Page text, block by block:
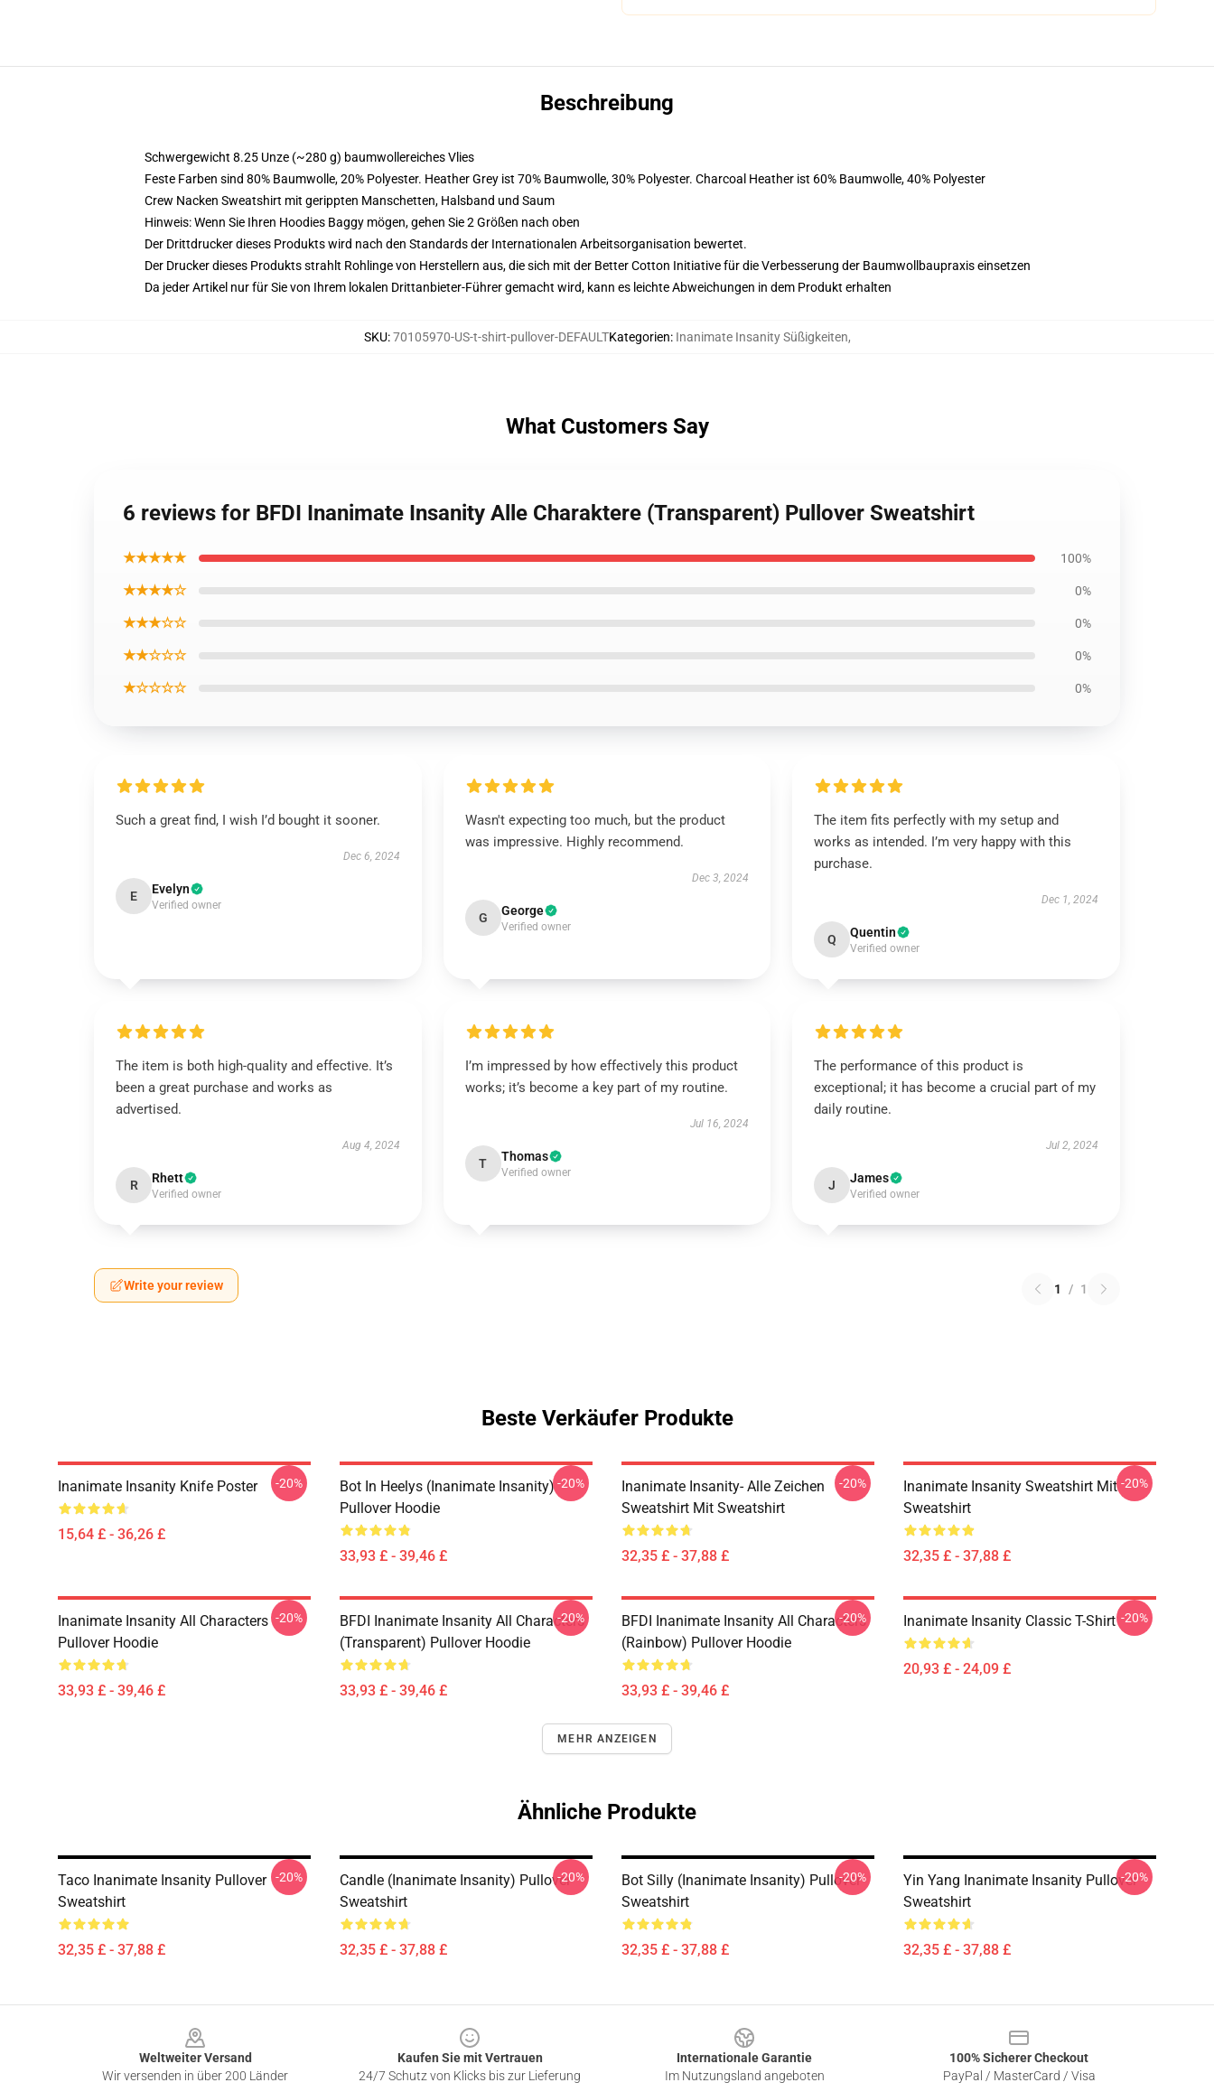
Beschreibung
Schwergewicht 8.25 Unze (~280 g) baumwollereiches Vlies
Feste Farben sind 80% Baumwolle, 20% Polyester. Heather Grey ist 70% Baumwolle, 30% Polyester. Charcoal Heather ist 60% Baumwolle, 40% Polyester
Crew Nacken Sweatshirt mit gerippten Manschetten, Halsband und Saum
Hinweis: Wenn Sie Ihren Hoodies Baggy mögen, gehen Sie 2 Größen nach oben
Der Drittdrucker dieses Produkts wird nach den Standards der Internationalen Arbeitsorganisation bewertet.
Der Drucker dieses Produkts strahlt Rohlinge von Herstellern aus, die sich mit der Better Cotton Initiative für die Verbesserung der Baumwollbaupraxis einsetzen
Da jeder Artikel nur für Sie von Ihrem lokalen Drittanbieter-Führer gemacht wird, kann es leichte Abweichungen in dem Produkt erhalten
SKU:70105970-US-t-shirt-pullover-DEFAULTKategorien: Inanimate Insanity Süßigkeiten,
What Customers Say
6 reviews for BFDI Inanimate Insanity Alle Charaktere (Transparent) Pullover Sweatshirt
★★★★★ 100%
★★★★☆ 0%
★★★☆☆ 0%
★★☆☆☆ 0%
★☆☆☆☆ 0%
Such a great find, I wish I’d bought it sooner.
Dec 6, 2024
E Evelyn
Verified owner
Wasn't expecting too much, but the product
was impressive. Highly recommend.
Dec 3, 2024
G George
Verified owner
The item fits perfectly with my setup and
works as intended. I’m very happy with this
purchase.
Dec 1, 2024
Q Quentin
Verified owner
The item is both high-quality and effective. It’s
been a great purchase and works as
advertised.
Aug 4, 2024
R Rhett
Verified owner
I’m impressed by how effectively this product
works; it’s become a key part of my routine.
Jul 16, 2024
T Thomas
Verified owner
The performance of this product is
exceptional; it has become a crucial part of my
daily routine.
Jul 2, 2024
J James
Verified owner
Write your review 1 / 1
Beste Verkäufer Produkte
Inanimate Insanity Knife Poster
15,64 £ - 36,26 £
-20%
Bot In Heelys (Inanimate Insanity)
Pullover Hoodie
33,93 £ - 39,46 £
-20%
Inanimate Insanity- Alle Zeichen
Sweatshirt Mit Sweatshirt
32,35 £ - 37,88 £
-20%
Inanimate Insanity Sweatshirt Mit
Sweatshirt
32,35 £ - 37,88 £
-20%
Inanimate Insanity All Characters
Pullover Hoodie
33,93 £ - 39,46 £
-20%
BFDI Inanimate Insanity All Characters
(Transparent) Pullover Hoodie
33,93 £ - 39,46 £
-20%
BFDI Inanimate Insanity All Characters
(Rainbow) Pullover Hoodie
33,93 £ - 39,46 £
-20% Inanimate Insanity Classic T-Shirt
20,93 £ - 24,09 £
-20%
MEHR ANZEIGEN
Ähnliche Produkte
Taco Inanimate Insanity Pullover
Sweatshirt
32,35 £ - 37,88 £
-20%
Candle (Inanimate Insanity) Pullover
Sweatshirt
32,35 £ - 37,88 £
-20%
Bot Silly (Inanimate Insanity) Pullover
Sweatshirt
32,35 £ - 37,88 £
-20%
Yin Yang Inanimate Insanity Pullover
Sweatshirt
32,35 £ - 37,88 £
-20%
Weltweiter Versand
Wir versenden in über 200 Länder
Kaufen Sie mit Vertrauen
24/7 Schutz von Klicks bis zur Lieferung
Internationale Garantie
Im Nutzungsland angeboten
100% Sicherer Checkout
PayPal / MasterCard / Visa